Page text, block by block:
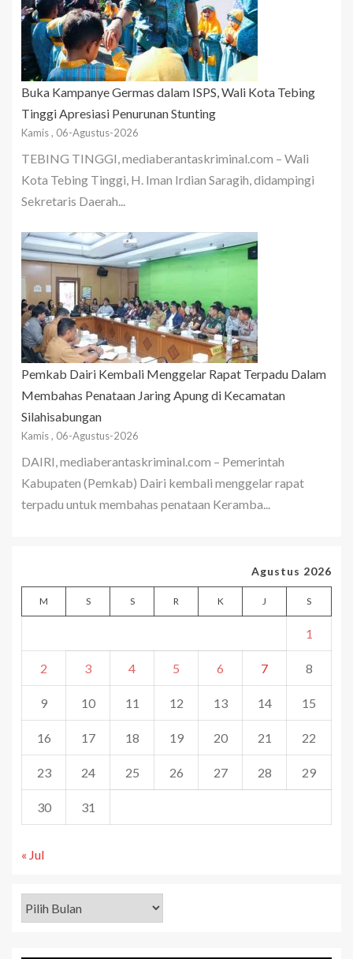
Buka Kampanye Germas dalam ISPS, Wali Kota Tebing
Tinggi Apresiasi Penurunan Stunting
Kamis , 06-Agustus-2026
TEBING TINGGI, mediaberantaskriminal.com – Wali
Kota Tebing Tinggi, H. Iman Irdian Saragih, didampingi
Sekretaris Daerah...
Pemkab Dairi Kembali Menggelar Rapat Terpadu Dalam
Membahas Penataan Jaring Apung di Kecamatan
Silahisabungan
Kamis , 06-Agustus-2026
DAIRI, mediaberantaskriminal.com – Pemerintah
Kabupaten (Pemkab) Dairi kembali menggelar rapat
terpadu untuk membahas penataan Keramba...
Agustus 2026
M S S R K J S
1
2 3 4 5 6 7 8
9 10 11 12 13 14 15
16 17 18 19 20 21 22
23 24 25 26 27 28 29
30 31
« Jul